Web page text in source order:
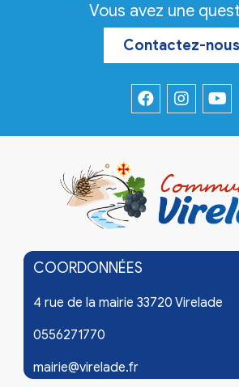
Vous avez une
Contactez-nous
COORDONNÉES
4 rue de la mairie 33720 Virelade
0556271770
mairie@virelade.fr